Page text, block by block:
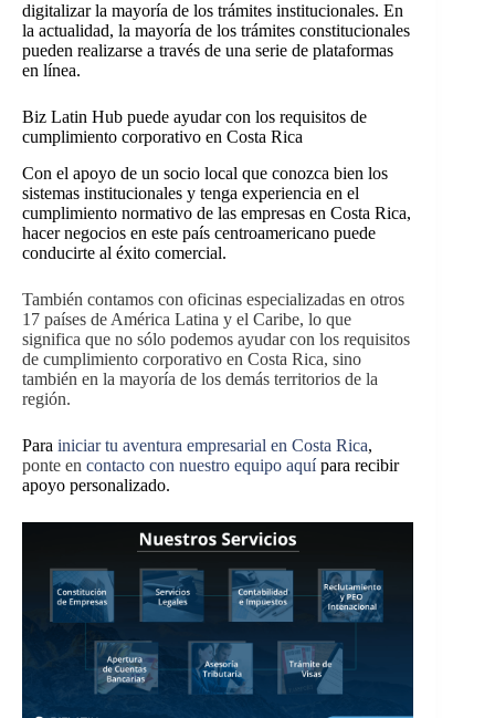
digitalizar la mayoría de los trámites institucionales. En
la actualidad, la mayoría de los trámites constitucionales
pueden realizarse a través de una serie de plataformas
en línea.
Biz Latin Hub puede ayudar con los requisitos de
cumplimiento corporativo en Costa Rica
Con el apoyo de un socio local que conozca bien los
sistemas institucionales y tenga experiencia en el
cumplimiento normativo de las empresas en Costa Rica,
hacer negocios en este país centroamericano puede
conducirte al éxito comercial.
También contamos con oficinas especializadas en otros
17 países de América Latina y el Caribe, lo que
significa que no sólo podemos ayudar con los requisitos
de cumplimiento corporativo en Costa Rica, sino
también en la mayoría de los demás territorios de la
región.
Para iniciar tu aventura empresarial en Costa Rica,
ponte en contacto con nuestro equipo aquípara recibir
apoyo personalizado.